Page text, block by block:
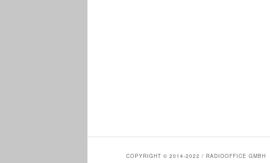
COPYRIGHT © 2014-2022 / RADIOOFFICE GMBH